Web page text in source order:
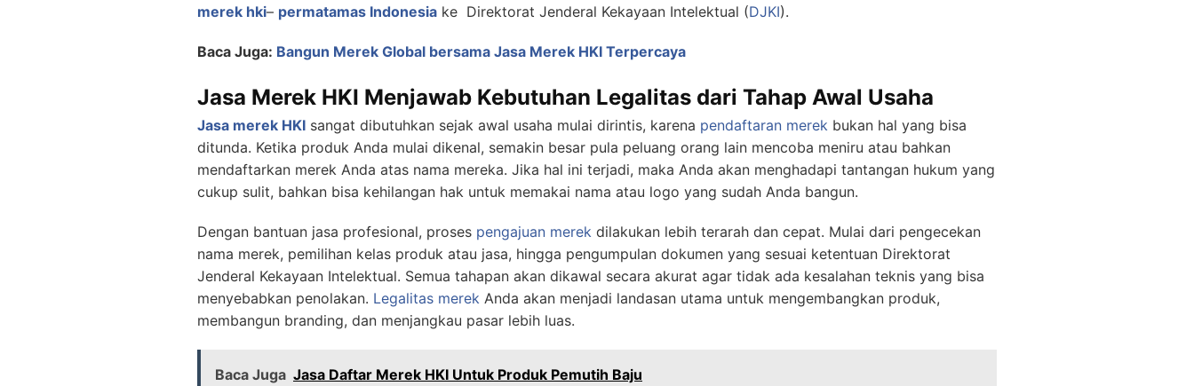
merek hki– permatamas Indonesia ke Direktorat Jenderal Kekayaan Intelektual (DJKI).
Baca Juga: Bangun Merek Global bersama Jasa Merek HKI Terpercaya
Jasa Merek HKI Menjawab Kebutuhan Legalitas dari Tahap Awal Usaha
Jasa merek HKI sangat dibutuhkan sejak awal usaha mulai dirintis, karena pendaftaran merek bukan hal yang bisa
ditunda. Ketika produk Anda mulai dikenal, semakin besar pula peluang orang lain mencoba meniru atau bahkan
mendaftarkan merek Anda atas nama mereka. Jika hal ini terjadi, maka Anda akan menghadapi tantangan hukum yang
cukup sulit, bahkan bisa kehilangan hak untuk memakai nama atau logo yang sudah Anda bangun.
Dengan bantuan jasa profesional, proses pengajuan merek dilakukan lebih terarah dan cepat. Mulai dari pengecekan
nama merek, pemilihan kelas produk atau jasa, hingga pengumpulan dokumen yang sesuai ketentuan Direktorat
Jenderal Kekayaan Intelektual. Semua tahapan akan dikawal secara akurat agar tidak ada kesalahan teknis yang bisa
menyebabkan penolakan. Legalitas merek Anda akan menjadi landasan utama untuk mengembangkan produk,
membangun branding, dan menjangkau pasar lebih luas.
Baca Juga Jasa Daftar Merek HKI Untuk Produk Pemutih Baju